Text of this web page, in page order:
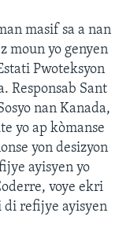
masif sa a nan
moun yo genyen
Pwoteksyon
Responsab Sant
nan Kanada,
yo ap kòmanse
yon desizyon
ayisyen yo
voye ekri
di refijye ayisyen